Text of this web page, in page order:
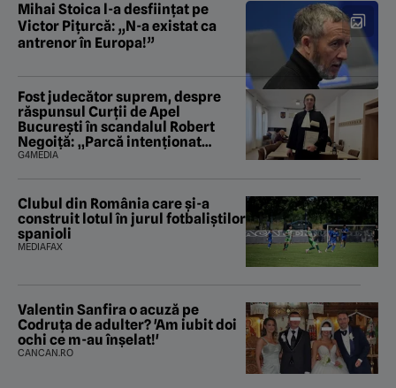
Mihai Stoica l-a desființat pe
Victor Pițurcă: „N-a existat ca
antrenor în Europa!”
Fost judecător suprem, despre
răspunsul Curții de Apel
București în scandalul Robert
Negoiță: „Parcă intenționat
urmăresc să saboteze și ultima
G4MEDIA
Clubul din România care și-a
construit lotul în jurul fotbaliștilor
spanioli
MEDIAFAX
Valentin Sanfira o acuză pe
Codruța de adulter? 'Am iubit doi
ochi ce m-au înșelat!'
CANCAN.RO